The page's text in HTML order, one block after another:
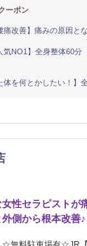
ーポン
痛改善】痛みの原因
気NO1】全身整体60
体を何とかしたい！】
女性セラピスト
側から根本改善♪